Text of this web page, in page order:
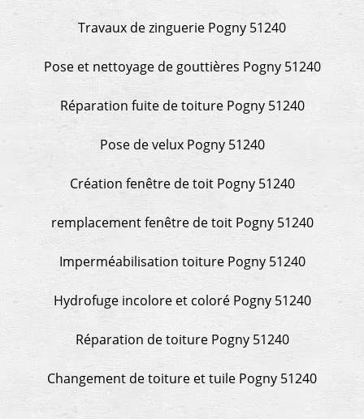
Travaux de zinguerie Pogny 51240
Pose et nettoyage de gouttières Pogny 51240
Réparation fuite de toiture Pogny 51240
Pose de velux Pogny 51240
Création fenêtre de toit Pogny 51240
remplacement fenêtre de toit Pogny 51240
Imperméabilisation toiture Pogny 51240
Hydrofuge incolore et coloré Pogny 51240
Réparation de toiture Pogny 51240
Changement de toiture et tuile Pogny 51240